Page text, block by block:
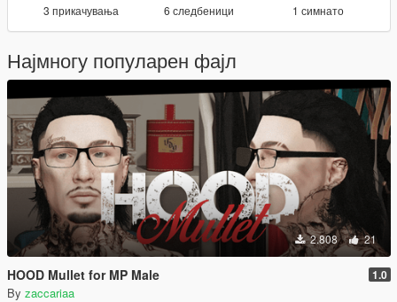
3 прикачувања 6 следбеници 1 симнато
Најмногу популарен фајл
2.808 21
HOOD Mullet for MP Male 1.0
By zaccariaa